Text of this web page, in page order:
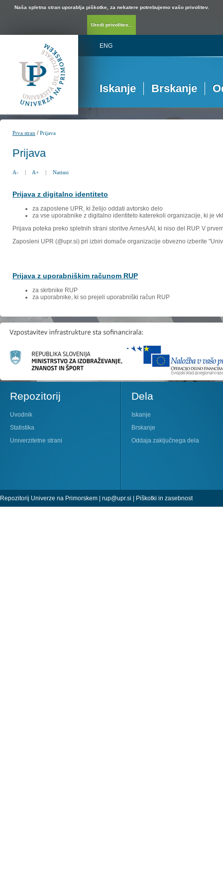
Naša spletna stran uporablja piškotke, za nekatere potrebujemo vašo privolitev.
Uredi privolitev...
ENG
Iskanje Brskanje
Prva stran /Prijava
Prijava
A- | A+ | Natisni
Prijava z digitalno identiteto
za zaposlene UPR, ki želijo oddati avtorsko delo
za vse uporabnike z digitalno identiteto katerekoli organizacije, ki je
Prijava poteka preko spletnih strani storitve ArnesAAI, ki niso del RUP. V
Zaposleni UPR (@upr.si) pri izbiri domače organizacije obvezno izberite
Prijava z uporabniškim računom RUP
za skrbnike RUP
za uporabnike, ki so prejeli uporabniški račun RUP
Repozitorij
Uvodnik
Statistika
Univerzitetne strani
Dela
Iskanje
Brskanje
Oddaja zaključnega dela
Repozitorij Univerze na Primorskem | rup@upr.si | Piškotki in zasebnost